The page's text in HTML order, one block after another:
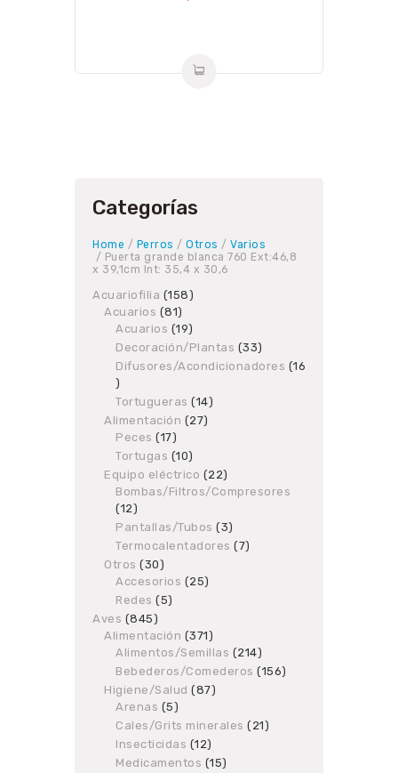
Categorías
Home / Perros / Otros / Varios
/ Puerta grande blanca 760 Ext:46,8
x 39,1cm Int: 35,4 x 30,6
Acuariofilia 158158
Acuarios 8181
products
Acuarios 1919
products
Decoración/Plantas 3333
products
Difusores/Acondicionadores
16
16
products
Tortugueras 1414
Alimentación 2727
Peces 1717
products
Tortugas 1010
products
Equipo eléctrico 2222
products
Bombas/Filtros/Compresores
1212
products
Pantallas/Tubos 33
products
Termocalentadores 77
Otros 3030
products
Accesorios 2525
Redes 55
Aves 845845
products
Alimentación 371371
products
Alimentos/Semillas 214214
products
Bebederos/Comederos 156156
Higiene/Salud 8787
Arenas 55
products
Cales/Grits minerales 2121
Insecticidas 1212
products
Medicamentos 1515